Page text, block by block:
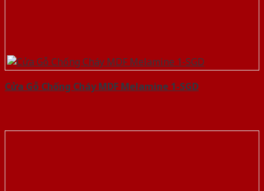
Cửa Gỗ Chống Cháy MDF Melamine 1-SGD